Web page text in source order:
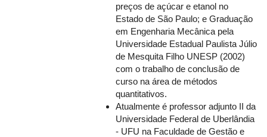
preços de açúcar e etanol no
Estado de São Paulo; e Graduação
em Engenharia Mecânica pela
Universidade Estadual Paulista Júlio
de Mesquita Filho UNESP (2002)
com o trabalho de conclusão de
curso na área de métodos
quantitativos.
Atualmente é professor adjunto II da
Universidade Federal de Uberlândia
- UFU na Faculdade de Gestão e